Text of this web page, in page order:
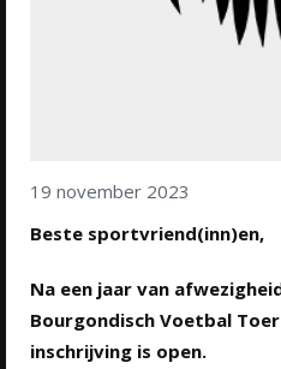
19 november 2023
Beste sportvriend(inn)en,
Na een jaar van
Bourgondisch Voetbal
inschrijving is open.